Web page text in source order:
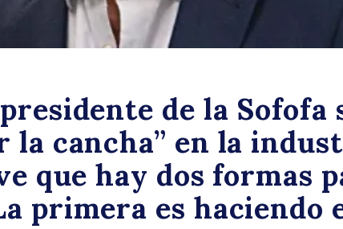
de la Sofofa
la cancha” en la
que hay dos formas
primera es haciendo